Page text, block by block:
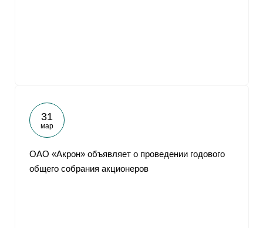
31
мар
ОАО «Акрон» объявляет о проведении годового
общего собрания акционеров